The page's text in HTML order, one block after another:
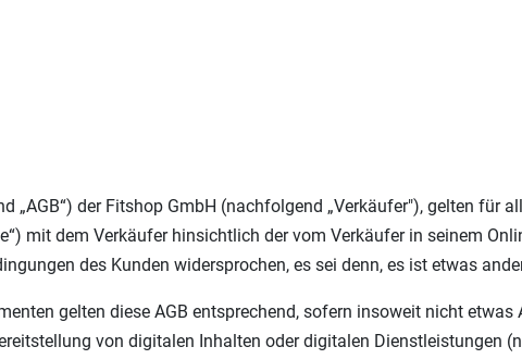
der Fitshop GmbH (nachfolgend „Verkäufer"), gelten für
mit dem Verkäufer hinsichtlich der vom Verkäufer in seinem
des Kunden widersprochen, es sei denn, es ist etwas
gelten diese AGB entsprechend, sofern insoweit nicht etwas
von digitalen Inhalten oder digitalen Dienstleistungen